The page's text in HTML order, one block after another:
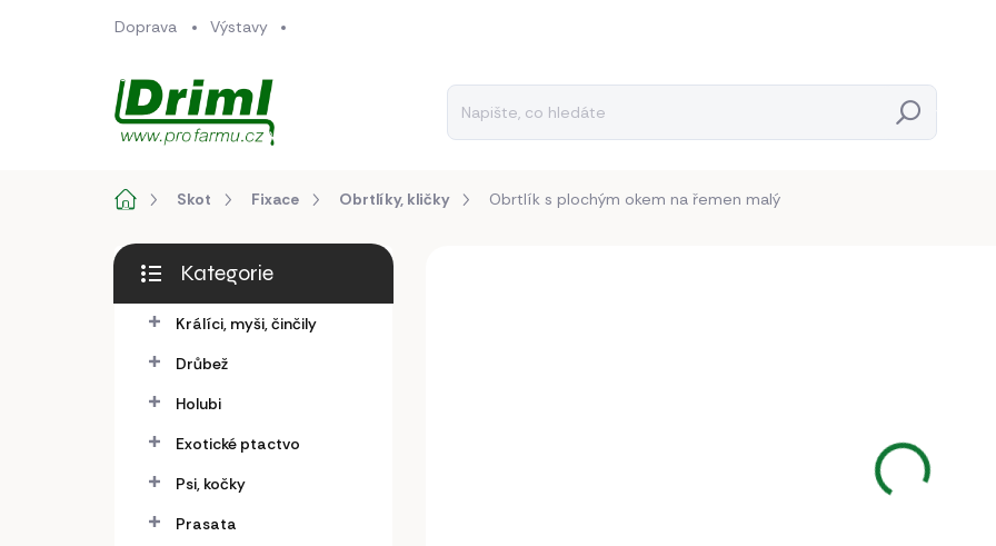
Doprava Výstavy
Hledat
DomůSkot Fixace Obrtlíky, kličky Obrtlík s plochým okem na řemen malý
P
s
Přeskočit
kategorie
Kategorie
Králíci, myši, činčily
Drůbež
Holubi
Exotické ptactvo
Psi, kočky
Prasata